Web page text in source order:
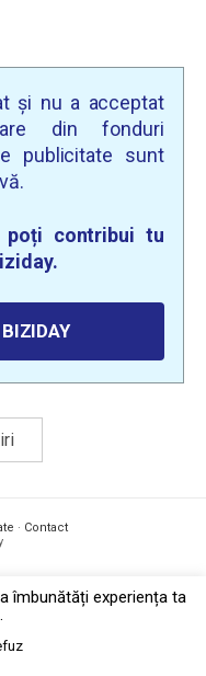
și nu a acceptat
din fonduri
publicitate sunt
poți contribui tu
· Contact
îmbunătăți experiența ta